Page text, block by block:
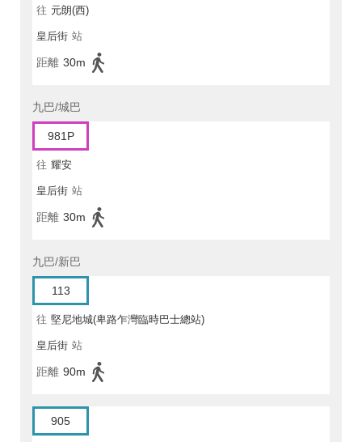
往 元朗(西)
皇后街 站
距離 30m
九巴/城巴
981P
往 耀安
皇后街 站
距離 30m
九巴/新巴
113
往 堅尼地城(卑路乍灣臨時巴士總站)
皇后街 站
距離 90m
905